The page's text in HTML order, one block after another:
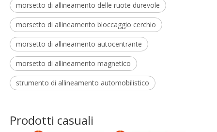
morsetto di allineamento delle ruote durevole
morsetto di allineamento bloccaggio cerchio
morsetto di allineamento autocentrante
morsetto di allineamento magnetico
strumento di allineamento automobilistico
Prodotti casuali